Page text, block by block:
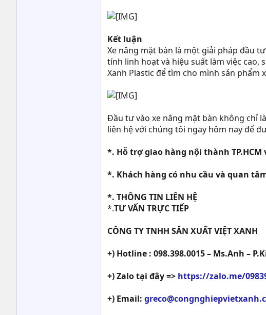
Kết luận
Xe nâng mặt bàn là một giải pháp đầu
tính linh hoạt và hiệu suất làm việc
Xanh Plastic để tìm cho mình sản phẩm
Đầu tư vào xe nâng mặt bàn không chỉ
liên hệ với chúng tôi ngay hôm nay để
*. Hỗ trợ giao hàng nội thành
*. Khách hàng có nhu cầu và quan
*. THÔNG TIN LIÊN HỆ
*.TƯ VẤN TRỰC TIẾP
CÔNG TY TNHH SẢN XUẤT VIỆT XANH
+) Hotline : 098.398.0015 – Ms.Anh –
+) Zalo tại đây => https://zalo.me/
+) Email: